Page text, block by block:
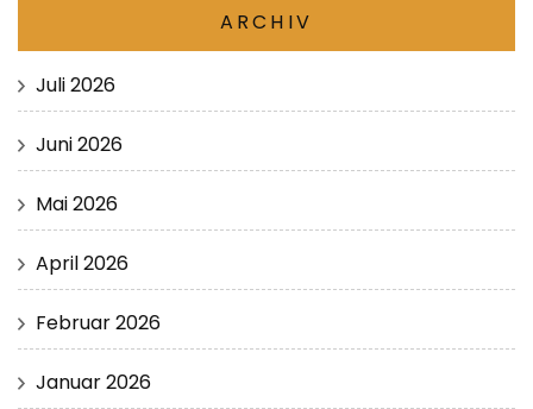
ARCHIV
Juli 2026
Juni 2026
Mai 2026
April 2026
Februar 2026
Januar 2026